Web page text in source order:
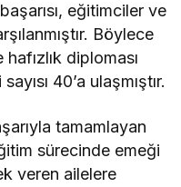
eğitimciler ve
Böylece
diploması
40’a ulaşmıştır.
tamamlayan
sürecinde emeği
veren ailelere